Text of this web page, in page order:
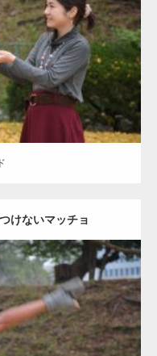
細マッチョ) 上腕三頭筋
けないマッチョ
細マッチョ) 背中